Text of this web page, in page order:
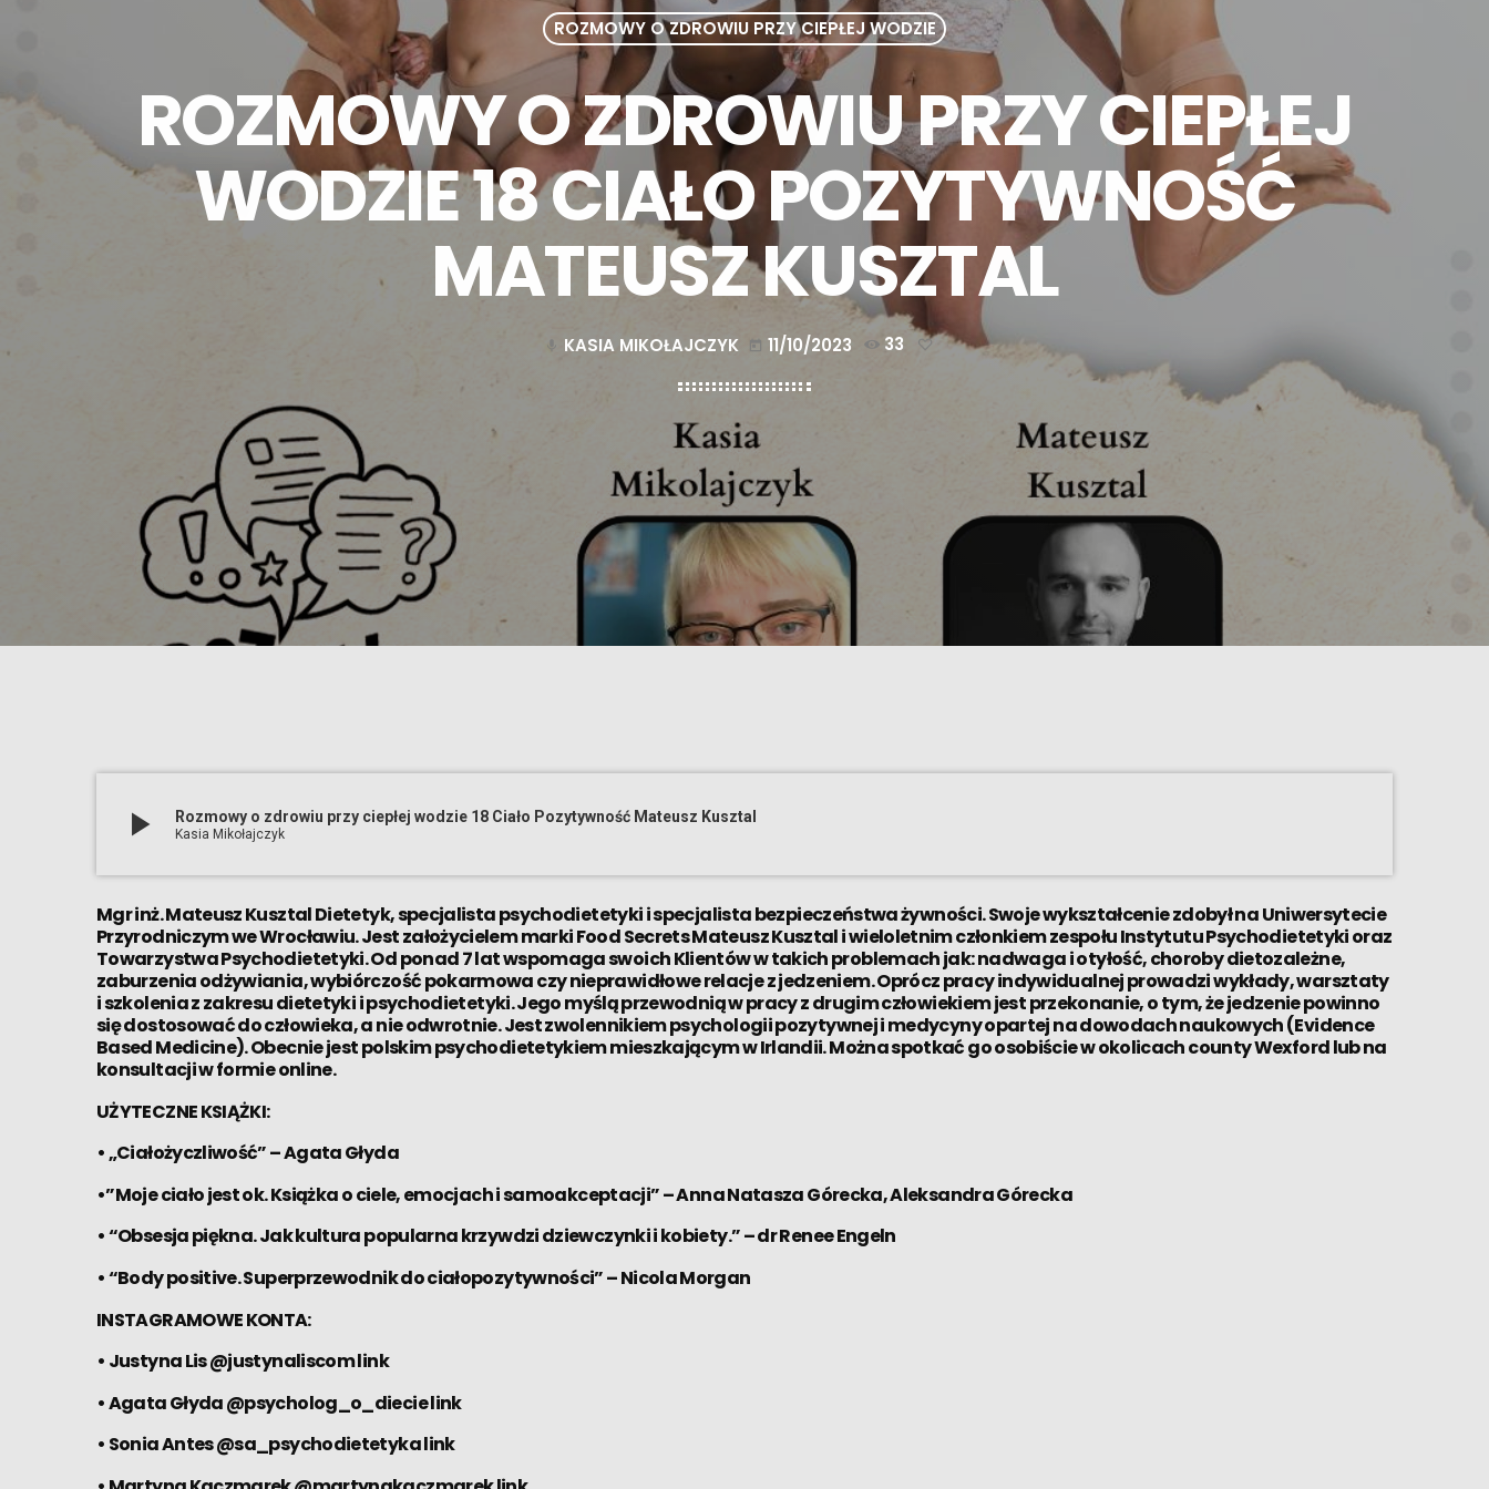
ROZMOWY O ZDROWIU PRZY CIEPŁEJ WODZIE
ROZMOWY O ZDROWIU PRZY CIEPŁEJ
WODZIE 18 CIAŁO POZYTYWNOŚĆ
MATEUSZ KUSZTAL
KASIA MIKOŁAJCZYK today 11/10/2023 33
play_arrow Rozmowy o zdrowiu przy ciepłej wodzie 18 Ciało Pozytywność Mateusz Kusztal
Kasia Mikołajczyk
Mgr inż. Mateusz Kusztal Dietetyk, specjalista psychodietetyki i specjalista bezpieczeństwa żywności. Swoje wykształcenie zdobył na Uniwersytecie
Przyrodniczym we Wrocławiu. Jest założycielem marki Food Secrets Mateusz Kusztal i wieloletnim członkiem zespołu Instytutu Psychodietetyki oraz
Towarzystwa Psychodietetyki. Od ponad 7 lat wspomaga swoich Klientów w takich problemach jak: nadwaga i otyłość, choroby dietozależne,
zaburzenia odżywiania, wybiórczość pokarmowa czy nieprawidłowe relacje z jedzeniem. Oprócz pracy indywidualnej prowadzi wykłady, warsztaty
i szkolenia z zakresu dietetyki i psychodietetyki. Jego myślą przewodnią w pracy z drugim człowiekiem jest przekonanie, o tym, że jedzenie powinno
się dostosować do człowieka, a nie odwrotnie. Jest zwolennikiem psychologii pozytywnej i medycyny opartej na dowodach naukowych (Evidence
Based Medicine). Obecnie jest polskim psychodietetykiem mieszkającym w Irlandii. Można spotkać go osobiście w okolicach county Wexford lub na
konsultacji w formie online.
UŻYTECZNE KSIĄŻKI:
• „Ciałożyczliwość” – Agata Głyda
•”Moje ciało jest ok. Książka o ciele, emocjach i samoakceptacji” – Anna Natasza Górecka, Aleksandra Górecka
• “Obsesja piękna. Jak kultura popularna krzywdzi dziewczynki i kobiety.” – dr Renee Engeln
• “Body positive. Superprzewodnik do ciałopozytywności” – Nicola Morgan
INSTAGRAMOWE KONTA:
• Justyna Lis @justynaliscomlink
• Agata Głyda @psycholog_o_diecielink
• Sonia Antes @sa_psychodietetykalink